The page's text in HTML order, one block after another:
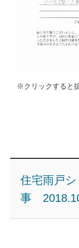
※クリックすると
住宅雨戸
事